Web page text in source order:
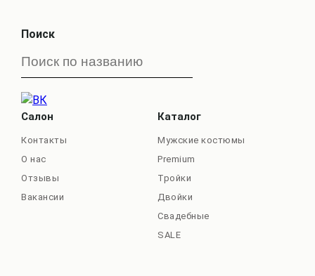
Поиск
Салон
Контакты
О нас
Отзывы
Вакансии
Каталог
Мужские костюмы
Premium
Тройки
Двойки
Свадебные
SALE